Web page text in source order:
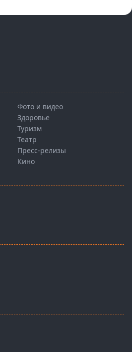
Фото и видео
Здоровье
Туризм
Театр
Пресс-релизы
Кино